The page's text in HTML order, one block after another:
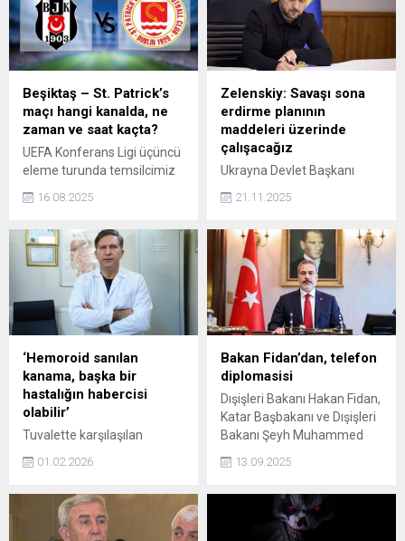
Beşiktaş – St. Patrick’s
maçı hangi kanalda, ne
zaman ve saat kaçta?
UEFA Konferans Ligi üçüncü
eleme turunda temsilcimiz
rövanş maçının yayın bilgileri
tarafından internette
araştırılıyor. Peki, Beşiktaş -
St. Patrick's maçı hangi
kanalda, ne zaman ve saat
kaçta?
16.08.2025
Zelenskiy: Savaşı sona
erdirme planının
maddeleri üzerinde
çalışacağız
Ukrayna Devlet Başkanı
birlikte savaşı sona
maddeleri üzerinde
çalışacaklarını söyledi.
21.11.2025
‘Hemoroid sanılan
kanama, başka bir
hastalığın habercisi
olabilir’
Tuvalette karşılaşılan
görünen yüzü olabilir.
hemoroid ile karıştırılan bu
durumun altında, mide
01.02.2026
Bakan Fidan’dan, telefon
diplomasisi
Dışişleri Bakanı Hakan Fidan,
Katar Başbakanı ve Dışişleri
Bakanı Şeyh Muhammed
Ürdün Dışişleri Bakanı
13.09.2025